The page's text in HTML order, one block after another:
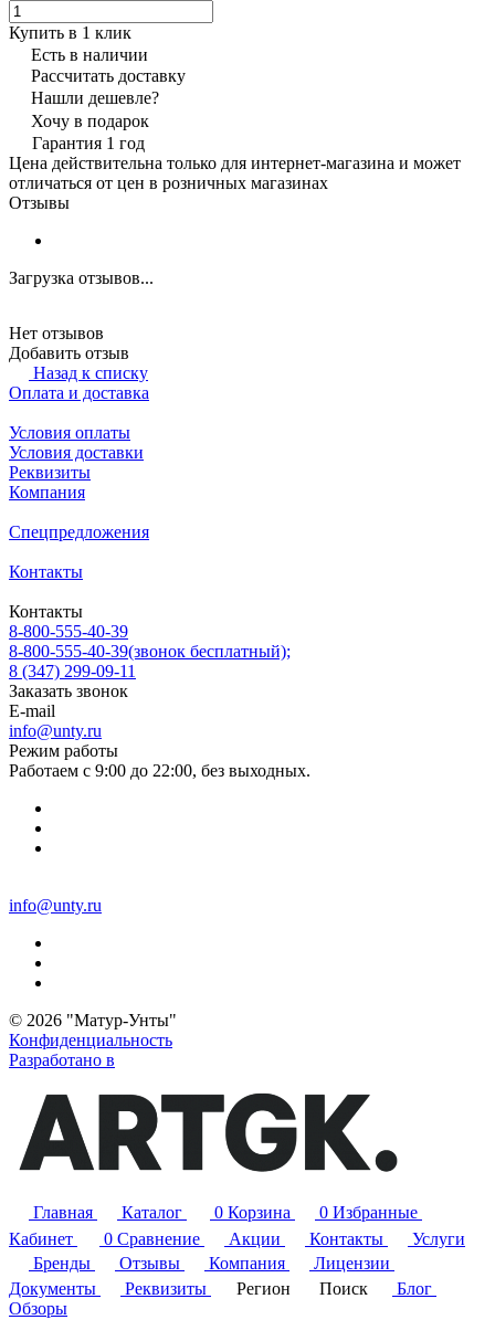
Купить в 1 клик
Есть в наличии
Рассчитать доставку
Нашли дешевле?
Хочу в подарок
Гарантия 1 год
Цена действительна только для интернет-магазина и может
отличаться от цен в розничных магазинах
Отзывы
Загрузка отзывов...
Нет отзывов
Добавить отзыв
Назад к списку
Оплата и доставка
Условия оплаты
Условия доставки
Реквизиты
Компания
Спецпредложения
Контакты
Контакты
8-800-555-40-39
8-800-555-40-39(звонок бесплатный);
8 (347) 299-09-11
Заказать звонок
E-mail
info@unty.ru
Режим работы
Работаем с 9:00 до 22:00, без выходных.
info@unty.ru
© 2026 "Матур-Унты"
Конфиденциальность
Разработано в
Главная Каталог 0 Корзина 0 Избранные
Кабинет
0 Сравнение Акции Контакты
Услуги
Бренды
Отзывы Компания
Лицензии
Документы
Реквизиты Регион Поиск
Блог
Обзоры